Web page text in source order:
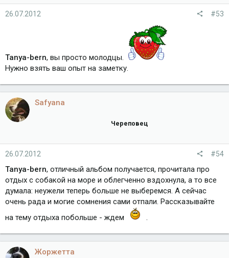
26.07.2012 #53
Tanya-bern, вы просто молодцы.
Нужно взять ваш опыт на заметку.
Safyana
Череповец
26.07.2012 #54
Tanya-bern, отличный альбом получается, прочитала про
отдых с собакой на море и облегченно вздохнула, а то все
думала: неужели теперь больше не выберемся. А сейчас
очень рада и могие сомнения сами отпали. Рассказывайте
на тему отдыха побольше - ждем
Жоржетта